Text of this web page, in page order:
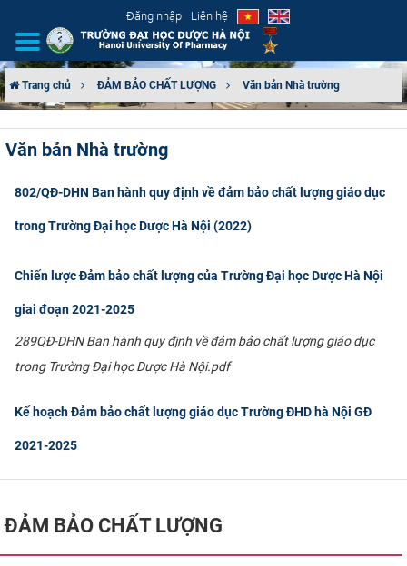
Đăng nhập Liên hệ
KHOA HỌC CÔNG NGHỆ
Trang chủ ĐẢM BẢO CHẤT LƯỢNG Văn bản Nhà trường
Văn bản Nhà trường
802/QĐ-DHN Ban hành quy định về đảm bảo chất lượng giáo dục
trong Trường Đại học Dược Hà Nội (2022)
Chiến lược Đảm bảo chất lượng của Trường Đại học Dược Hà Nội
giai đoạn 2021-2025
​289QĐ-DHN Ban hành quy định về đảm bảo chất lượng giáo dục
trong Trường Đại học Dược Hà Nội.pdf​​​​
Kế hoạch Đảm bảo chất lượng giáo dục Trường ĐHD hà Nội GĐ
2021-2025
ĐẢM BẢO CHẤT LƯỢNG